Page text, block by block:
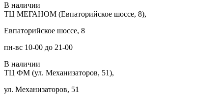
В наличии
ТЦ МЕГАНОМ (Евпаторийское шоссе, 8),
Евпаторийское шоссе, 8
пн-вс 10-00 до 21-00
В наличии
ТЦ ФМ (ул. Механизаторов, 51),
ул. Механизаторов, 51